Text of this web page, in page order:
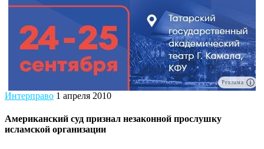
Реклама
Интерправо 1 апреля 2010
Американский суд признал незаконной прослушку
исламской организации